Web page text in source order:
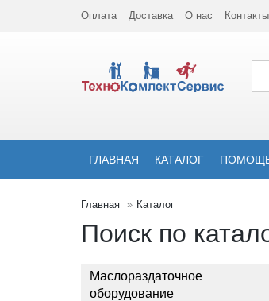
Оплата Доставка О нас Контакты
ГЛАВНАЯ КАТАЛОГ
Главная Каталог
Поиск по
Маслораздаточное
оборудование